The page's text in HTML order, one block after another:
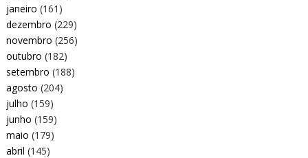
janeiro (161)
dezembro (229)
novembro (256)
outubro (182)
setembro (188)
agosto (204)
julho (159)
junho (159)
maio (179)
abril (145)